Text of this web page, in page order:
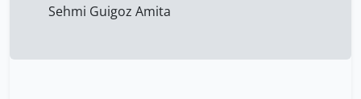
Sehmi Guigoz Amita